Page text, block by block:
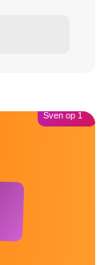
Sven op 1